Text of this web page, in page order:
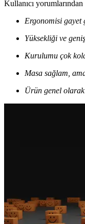
Kullanıcı yorumlarından
Ergonomisi gayet
Yüksekliği ve
Kurulumu çok
Masa sağlam,
Ürün genel olarak